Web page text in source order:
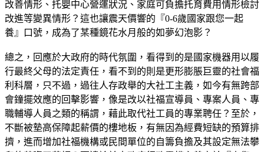
改善情形、托嬰中心營運狀況、家庭可負擔托育費用情形檢討
改進等變異情形？這也讓震天價響的『0-6歲國家跟您一起
養』口號，成為了某種鏡花水月般的如夢幻泡影？
總之，回應於大政府的時代氛圍，看得到的是國家機器用以履
行最終父母的法定責任，看不到的則是更形膨脹巨靈的社會福
利科層，只不過，過往人存政舉的大社工主義，如今有無跨部
會鐘擺效應的回擊影響，像是改以社福宣導員、專案人員、專
職輔導人員之類的稱謂，藉此取代社工員的專業聘任？至於，
不斷被墊高保障起薪價的樓地板，有無因為經費短缺的預算排
擠，進而增加社福機構或民間單位的自籌負擔及其設定無法攀